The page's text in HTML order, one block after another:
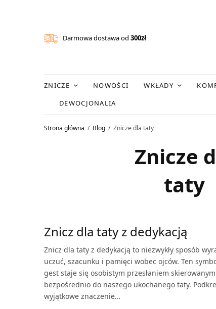
Darmowa dostawa od300zł
ZNICZE NOWOŚCI WKŁADY
DEWOCJONALIA
Strona główna Blog Znicze dla taty
Znicze
taty
Znicz dla taty z dedykacją
Znicz dla taty z dedykacją to niezwykły sposób
uczuć, szacunku i pamięci wobec ojców. Ten
gest staje się osobistym przesłaniem skierowanym
bezpośrednio do naszego ukochanego taty.
wyjątkowe znaczenie…